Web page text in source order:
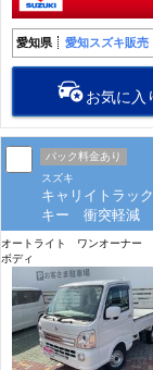
愛知県 愛知スズキ販売
お気に入
パック料金あり
スズキ
キャリイトラ
キー 衝突軽減
オートライト ワンオーナー
ボディ